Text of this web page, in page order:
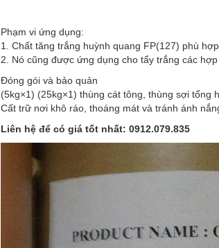
Phạm vi ứng dụng:
1. Chất tăng trắng huỳnh quang FP(127) phù
2. Nó cũng được ứng dụng cho tẩy trắng các
Đóng gói và bảo quản
(5kg×1) (25kg×1) thùng cát tông, thùng sợi tổng
Cất trữ nơi khô ráo, thoáng mát và tránh ánh
Liên hệ để có giá tốt nhất: 0912.079.835